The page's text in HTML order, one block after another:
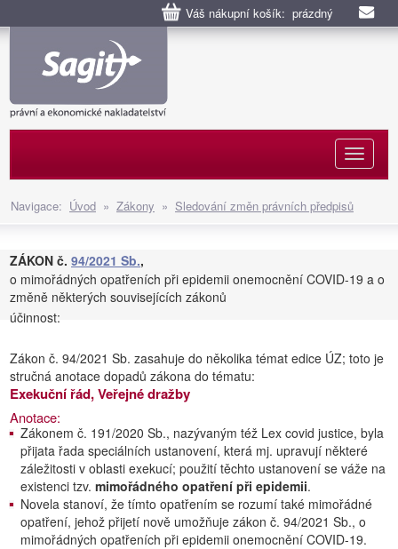
Váš nákupní košík: prázdný
Navigace: Úvod » Zákony » Sledování změn právních předpisů
ZÁKON č. 94/2021 Sb.,
o mimořádných opatřeních při epidemii onemocnění COVID-19 a o
změně některých souvisejících zákonů
účinnost:
Zákon č. 94/2021 Sb. zasahuje do několika témat edice ÚZ; toto je
stručná anotace dopadů zákona do tématu:
Exekuční řád, Veřejné dražby
Anotace:
Zákonem č. 191/2020 Sb., nazývaným též Lex covid justice, byla
přijata řada speciálních ustanovení, která mj. upravují některé
záležitosti v oblasti exekucí; použití těchto ustanovení se váže na
existenci tzv. mimořádného opatření při epidemii.
Novela stanoví, že tímto opatřením se rozumí také mimořádné
opatření, jehož přijetí nově umožňuje zákon č. 94/2021 Sb., o
mimořádných opatřeních při epidemii onemocnění COVID-19.